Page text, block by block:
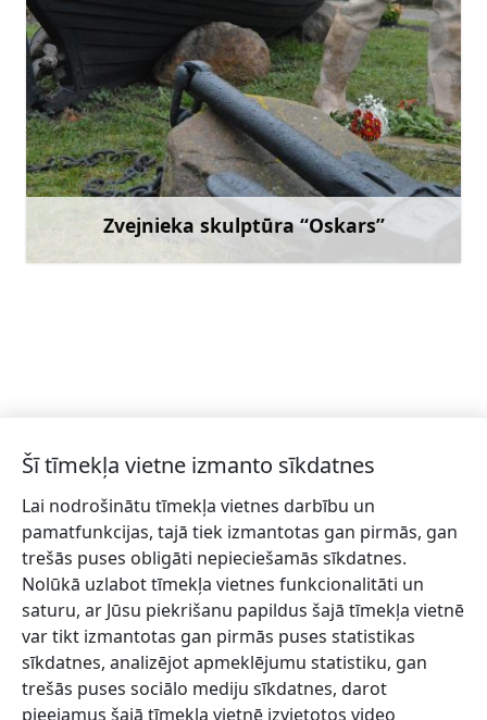
Zvejnieka skulptūra “Oskars”
Doties
Uzzināt vairāk
Piesakies jaunumiem!
Pieraksties jaunumiem e-pastā un nepalaid garām
jaunākās aktualitātes.
Vēlos saņemt jaunumus uz norādīto e-pasta adresi.
Šī tīmekļa vietne izmanto sīkdatnes
Lai nodrošinātu tīmekļa vietnes darbību un
pamatfunkcijas, tajā tiek izmantotas gan pirmās, gan
trešās puses obligāti nepieciešamās sīkdatnes.
Nolūkā uzlabot tīmekļa vietnes funkcionalitāti un
saturu, ar Jūsu piekrišanu papildus šajā tīmekļa vietnē
var tikt izmantotas gan pirmās puses statistikas
sīkdatnes, analizējot apmeklējumu statistiku, gan
trešās puses sociālo mediju sīkdatnes, darot
pieejamus šajā tīmekļa vietnē izvietotos video